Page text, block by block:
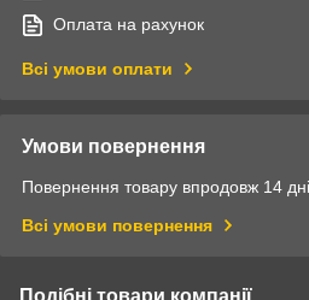
Оплата на рахунок
Всі умови оплати
Умови повернення
Повернення товару впродовж 14
Всі умови повернення
Подібні товари компанії